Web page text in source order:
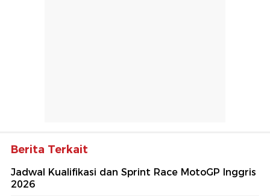
Berita Terkait
Jadwal Kualifikasi dan Sprint Race MotoGP Inggris
2026